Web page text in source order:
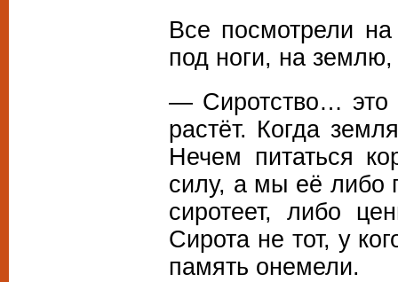
Все посмотрели
под ноги, на
— Сиротство… это
растёт. Когда
Нечем питаться
силу, а мы её либо
сиротеет, либо
Сирота не тот, у
память онемели.